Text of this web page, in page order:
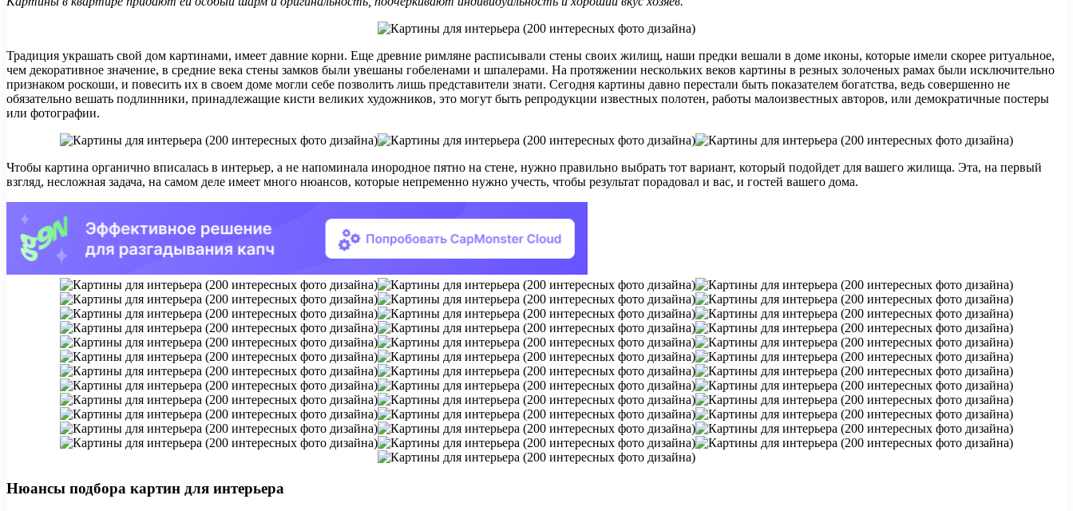
Традиция украшать свой дом картинами, имеет давние корни. Еще древние римляне расписывали стены своих жилищ, наши предки вешали в доме иконы, которые имели скорее ритуальное,
чем декоративное значение, в средние века стены замков были увешаны гобеленами и шпалерами. На протяжении нескольких веков картины в резных золоченых рамах были исключительно
признаком роскоши, и повесить их в своем доме могли себе позволить лишь представители знати. Сегодня картины давно перестали быть показателем богатства, ведь совершенно не
обязательно вешать подлинники, принадлежащие кисти великих художников, это могут быть репродукции известных полотен, работы малоизвестных авторов, или демократичные постеры
или фотографии.
Чтобы картина органично вписалась в интерьер, а не напоминала инородное пятно на стене, нужно правильно выбрать тот вариант, который подойдет для вашего жилища. Эта, на первый
взгляд, несложная задача, на самом деле имеет много нюансов, которые непременно нужно учесть, чтобы результат порадовал и вас, и гостей вашего дома.
Нюансы подбора картин для интерьера